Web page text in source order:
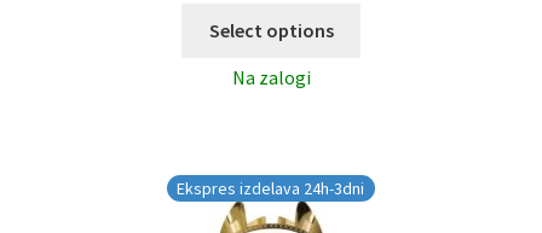
Select options
Na zalogi
Ekspres izdelava 24h-3dni